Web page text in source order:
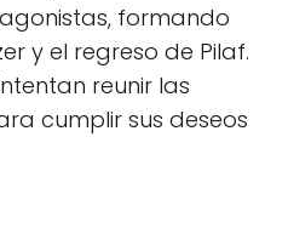
formando
y el regreso de Pilaf.
reunir las
cumplir sus deseos